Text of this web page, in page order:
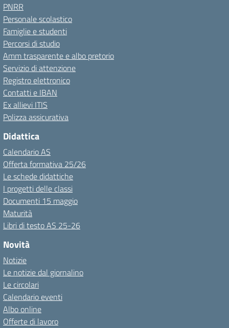
PNRR
Personale scolastico
Famiglie e studenti
Percorsi di studio
Amm trasparente e albo pretorio
Servizio di attenzione
Registro elettronico
Contatti e IBAN
Ex allievi ITIS
Polizza assicurativa
Didattica
Calendario AS
Offerta formativa 25/26
Le schede didattiche
I progetti delle classi
Documenti 15 maggio
Maturità
Libri di testo AS 25-26
Novità
Notizie
Le notizie dal giornalino
Le circolari
Calendario eventi
Albo online
Offerte di lavoro